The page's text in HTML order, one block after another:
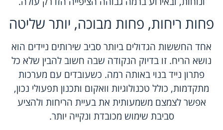
פחות ריחות, פחות מבוכה, יותר שליטה
אחד החששות הגדולים ביותר סביב שירותים ניידים הוא
נושא הריח. זו בדיוק הנקודה שבה חשוב להבין שלא כל
פתרון נייד בנוי באותה רמה. כשעובדים עם מערכות
מתקדמות, כולל טכנולוגיות וואקום ותכנון תפעולי נכון,
אפשר לצמצם משמעותית את בעיית הריחות ולהציע
סביבת שימוש מכובדת ונקייה יותר.